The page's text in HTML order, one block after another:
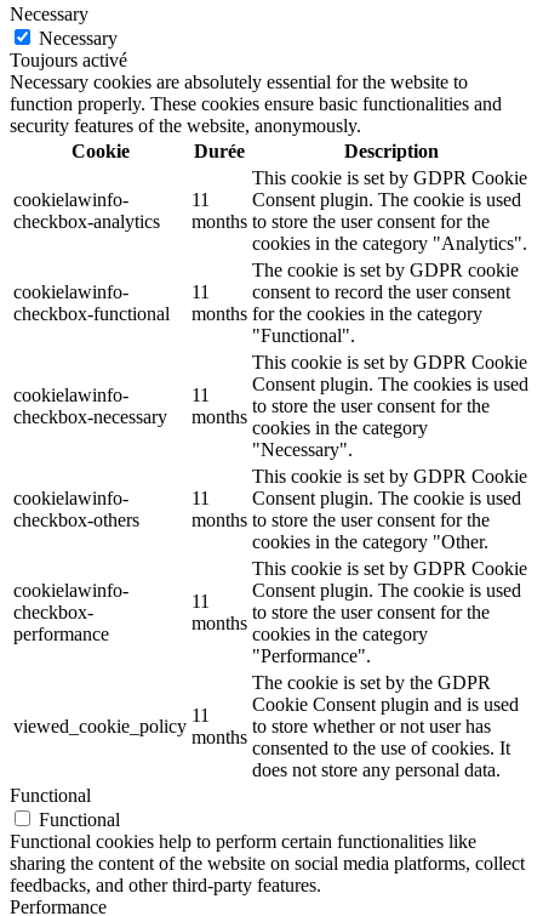
Necessary
Necessary
Toujours activé
Necessary cookies are absolutely essential for the website to
function properly. These cookies ensure basic functionalities and
security features of the website, anonymously.
Cookie
Durée Description
cookielawinfo-
checkbox-analytics
11
months
This cookie is set by GDPR Cookie
Consent plugin. The cookie is used
to store the user consent for the
cookies in the category "Analytics".
cookielawinfo-
checkbox-functional
11
months
The cookie is set by GDPR cookie
consent to record the user consent
for the cookies in the category
"Functional".
cookielawinfo-
checkbox-necessary
11
months
This cookie is set by GDPR Cookie
Consent plugin. The cookies is used
to store the user consent for the
cookies in the category
"Necessary".
cookielawinfo-
checkbox-others
11
months
This cookie is set by GDPR Cookie
Consent plugin. The cookie is used
to store the user consent for the
cookies in the category "Other.
cookielawinfo-
checkbox-
performance
11
months
This cookie is set by GDPR Cookie
Consent plugin. The cookie is used
to store the user consent for the
cookies in the category
"Performance".
viewed_cookie_policy
11
months
The cookie is set by the GDPR
Cookie Consent plugin and is used
to store whether or not user has
consented to the use of cookies. It
does not store any personal data.
Functional
Functional
Functional cookies help to perform certain functionalities like
sharing the content of the website on social media platforms, collect
feedbacks, and other third-party features.
Performance